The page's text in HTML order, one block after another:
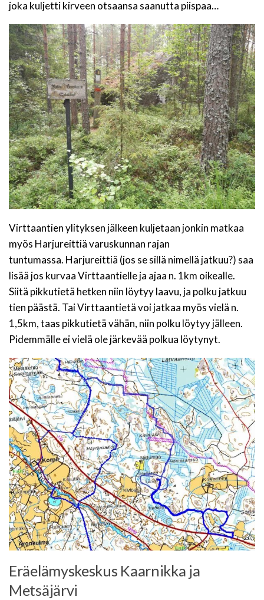
joka kuljetti kirveen otsaansa saanutta piispaa…
Virttaantien ylityksen jälkeen kuljetaan jonkin matkaa
myös Harjureittiä varuskunnan rajan
tuntumassa. Harjureittiä (jos se sillä nimellä jatkuu?) saa
lisää jos kurvaa Virttaantielle ja ajaa n. 1km oikealle.
Siitä pikkutietä hetken niin löytyy laavu, ja polku jatkuu
tien päästä. Tai Virttaantietä voi jatkaa myös vielä n.
1,5km, taas pikkutietä vähän, niin polku löytyy jälleen.
Pidemmälle ei vielä ole järkevää polkua löytynyt.
Eräelämyskeskus Kaarnikka ja
Metsäjärvi